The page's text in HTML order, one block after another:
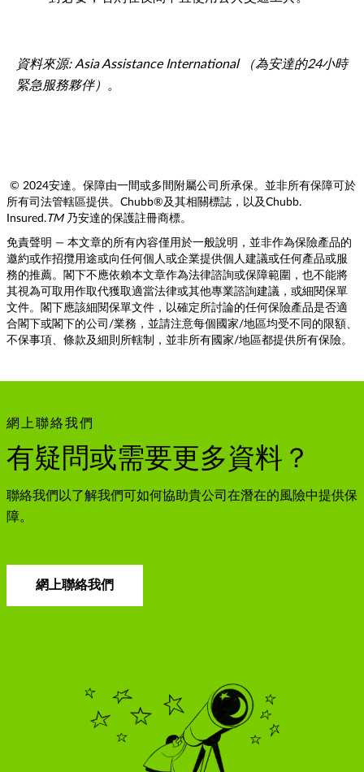
資料來源: Asia Assistance International （為安達的24小時
緊急服務夥伴）。
© 2024安達。保障由一間或多間附屬公司所承保。並非所有保障可於
所有司法管轄區提供。Chubb®及其相關標誌，以及Chubb.
Insured. TM 乃安達的保護註冊商標。
免責聲明 — 本文章的所有內容僅用於一般說明，並非作為保險產品的
邀約或作招攬用途或向任何個人或企業提供個人建議或任何產品或服
務的推薦。閣下不應依賴本文章作為法律諮詢或保障範圍，也不能將
其視為可取用作取代獲取適當法律或其他專業諮詢建議，或細閱保單
文件。閣下應該細閱保單文件，以確定所討論的任何保險產品是否適
合閣下或閣下的公司/業務，並請注意每個國家/地區均受不同的限額、
不保事項、條款及細則所轄制，並非所有國家/地區都提供所有保險。
網上聯絡我們
有疑問或需要更多資料？
聯絡我們以了解我們可如何協助貴公司在潛在的風險中提供保
障。
網上聯絡我們